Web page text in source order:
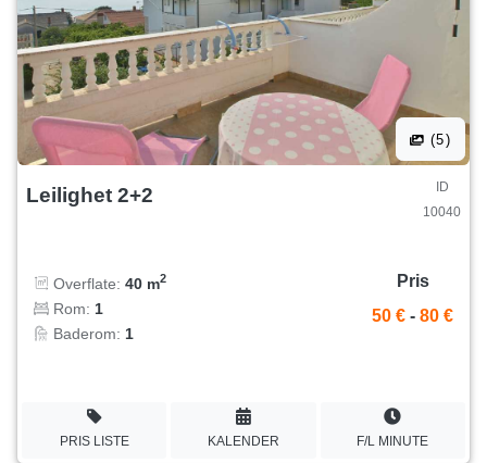
(5)
Leilighet 2+2
ID
10040
Overflate: 40 m2
Rom: 1
Baderom: 1
Pris
50 € - 80 €
PRIS LISTE KALENDER F/L MINUTE